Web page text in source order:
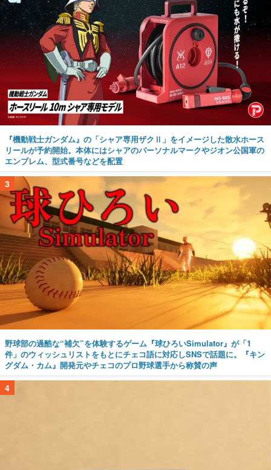
『機動戦士ガンダム』の「シャア専用ザクⅡ」をイメージした散水ホース
リールが予約開始。本体にはシャアのパーソナルマークやジオン公国軍の
エンブレム、型式番号などを配置
3
野球部の過酷な“補欠”を体験するゲーム『球ひろいSimulator』が「1
件」のウィッシュリストをもとにチェコ語に対応しSNSで話題に。『キン
グダム・カム』開発元やチェコのプロ野球選手から称賛の声
4